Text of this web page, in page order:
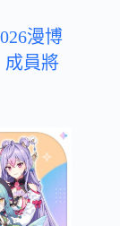
漫博
成員將